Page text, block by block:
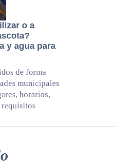
o a
y agua para
de forma
municipales
horarios,